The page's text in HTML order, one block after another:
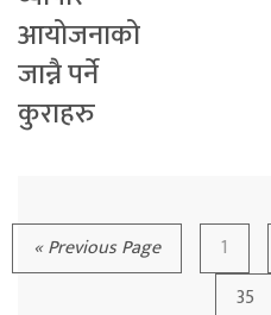
आयोजनाको
जान्नै पर्ने
कुराहरु
« Previous Page 1
35